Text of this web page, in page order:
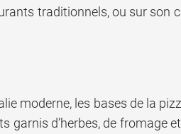
traditionnels, ou sur son
moderne, les bases de la
d’herbes, de fromage et